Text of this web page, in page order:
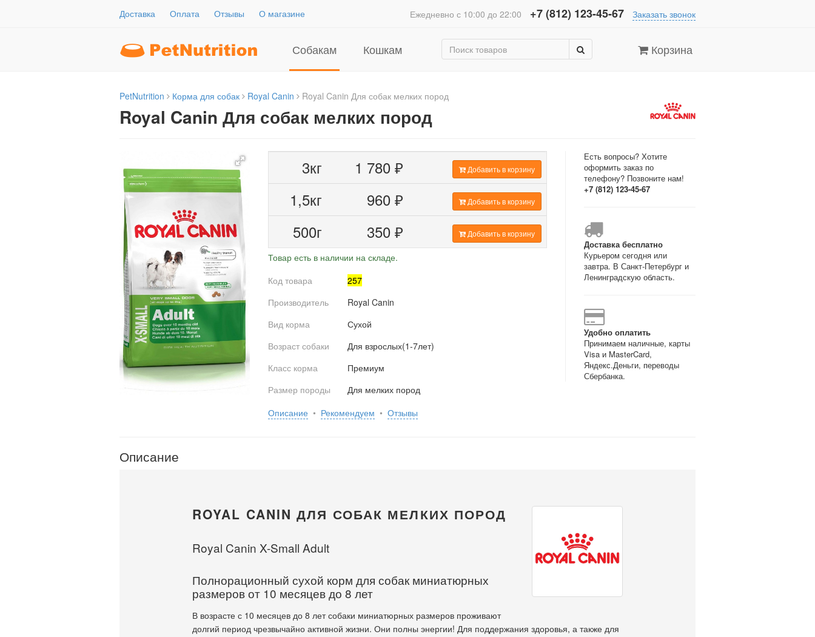
Доставка Оплата Отзывы О магазине Ежедневно с 10:00 до 22:00 +7 (812) 123-45-67 Заказать звонок
Собакам Кошкам Корзина
PetNutrition Корма для собак Royal Canin Royal Canin Для собак мелких пород
Royal Canin Для собак мелких пород
3кг 1 780 ₽ Добавить в корзину
1,5кг 960 ₽ Добавить в корзину
500г 350 ₽ Добавить в корзину
Товар есть в наличии на складе.
Код товара
257
Производитель
Royal Canin
Вид корма
Сухой
Возраст собаки
Для взрослых(1-7лет)
Класс корма
Премиум
Размер породы
Для мелких пород
Описание • Рекомендуем • Отзывы
Есть вопросы? Хотите
оформить заказ по
телефону? Позвоните нам!
+7 (812) 123-45-67
Доставка бесплатно
Курьером сегодня или
завтра. В Санкт-Петербург и
Ленинградскую область.
Удобно оплатить
Принимаем наличные, карты
Visa и MasterCard,
Яндекс.Деньги, переводы
Сбербанка.
Описание
ROYAL CANIN ДЛЯ СОБАК МЕЛКИХ ПОРОД
Royal Canin X-Small Adult
Полнорационный сухой корм для собак миниатюрных
размеров от 10 месяцев до 8 лет
В возрасте с 10 месяцев до 8 лет собаки миниатюрных размеров проживают
долгий период чрезвычайно активной жизни. Они полны энергии! Для поддержания здоровья, а также для